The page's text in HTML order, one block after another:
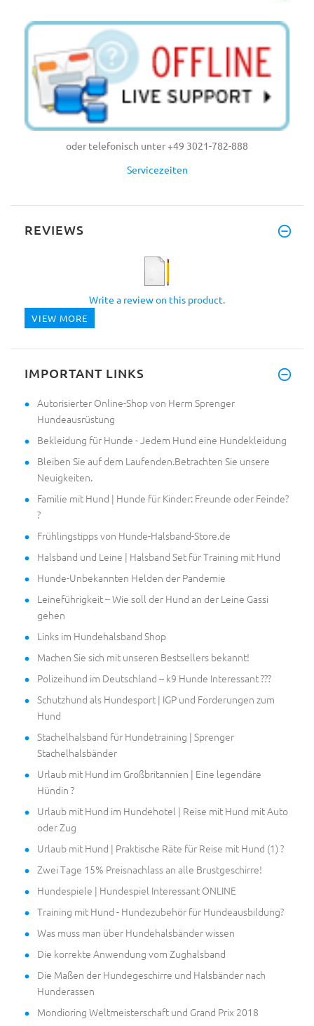
oder telefonisch unter +49 3021-782-888
Servicezeiten
REVIEWS
Write a review on this product.
VIEW MORE
IMPORTANT LINKS
Autorisierter Online-Shop von Herm Sprenger
Hundeausrüstung
Bekleidung für Hunde - Jedem Hund eine Hundekleidung
Bleiben Sie auf dem Laufenden.Betrachten Sie unsere
Neuigkeiten.
Familie mit Hund | Hunde für Kinder: Freunde oder Feinde?
?
Frühlingstipps von Hunde-Halsband-Store.de
Halsband und Leine | Halsband Set für Training mit Hund
Hunde-Unbekannten Helden der Pandemie
Leineführigkeit – Wie soll der Hund an der Leine Gassi
gehen
Links im Hundehalsband Shop
Machen Sie sich mit unseren Bestsellers bekannt!
Polizeihund im Deutschland – k9 Hunde Interessant ???
Schutzhund als Hundesport | IGP und Forderungen zum
Hund
Stachelhalsband für Hundetraining | Sprenger
Stachelhalsbänder
Urlaub mit Hund im Großbritannien | Eine legendäre
Hündin ?
Urlaub mit Hund im Hundehotel | Reise mit Hund mit Auto
oder Zug
Urlaub mit Hund | Praktische Räte für Reise mit Hund (1) ?
Zwei Tage 15% Preisnachlass an alle Brustgeschirre!
Hundespiele | Hundespiel Interessant ONLINE
Training mit Hund - Hundezubehör für Hundeausbildung?
Was muss man über Hundehalsbänder wissen
Die korrekte Anwendung vom Zughalsband
Die Maßen der Hundegeschirre und Halsbänder nach
Hunderassen
Mondioring Weltmeisterschaft und Grand Prix 2018